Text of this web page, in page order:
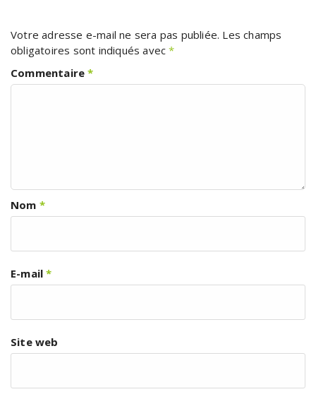
Votre adresse e-mail ne sera pas publiée. Les champs
obligatoires sont indiqués avec*
Commentaire*
Nom *
E-mail*
Site web